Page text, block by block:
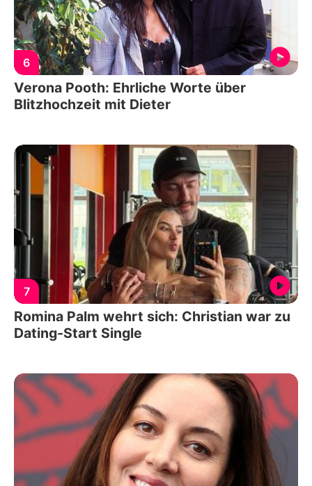
6
Verona Pooth: Ehrliche Worte über
Blitzhochzeit mit Dieter
7
Romina Palm wehrt sich: Christian war zu
Dating-Start Single